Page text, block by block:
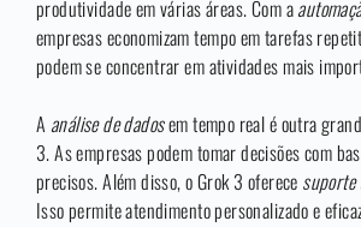
produtividade em várias áreas. Com a
empresas economizam tempo em tarefas
podem se concentrar em atividades mais
A análise de dadosem tempo real é outra
3. As empresas podem tomar decisões com
precisos. Além disso, o Grok 3 oferece suporte
Isso permite atendimento personalizado e